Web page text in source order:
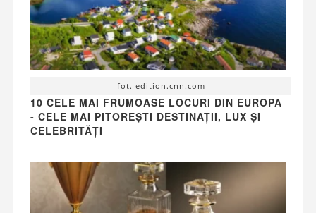
fot. edition.cnn.com
10 CELE MAI FRUMOASE LOCURI DIN EUROPA
- CELE MAI PITOREȘTI DESTINAȚII, LUX ȘI
CELEBRITĂȚI